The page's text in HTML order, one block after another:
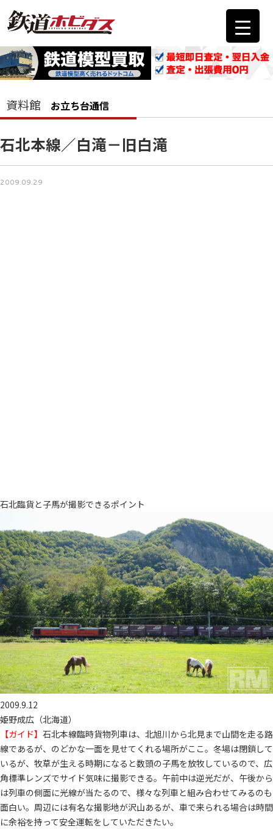
資料館 お立ち台通信
石北本線／白滝－旧白滝
2009.09.29
石北臨貨と子馬が撮影できるポイント
2009.9.12
姫野成広（北海道）
【ガイド】 石北本線臨時貨物列車は、北旭川から北見まで山間を走る路
線であるが、のどかな一面を見せてくれる場所がここ。冬場は閉鎖して
いるが、牧草が生える時期になると数頭の子馬を放牧しているので、広
角標準レンズでサイド気味に撮影できる。午前中は逆光だが、午後から
は列車の側面に光線が当たるので、様々な列車と組み合わせてみるのも
面白い。周辺には有名な撮影地が沢山あるが、車で来られる場合は時間
に余裕を持って安全運転をしていただきたい。